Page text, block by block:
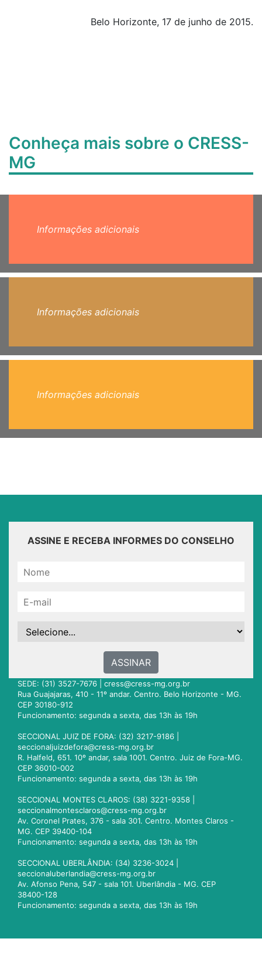
Belo Horizonte, 17 de junho de 2015.
Conheça mais sobre o CRESS-
MG
Informações adicionais
Informações adicionais
Informações adicionais
ASSINE E RECEBA INFORMES DO CONSELHO
ASSINAR
SEDE: (31) 3527-7676 | cress@cress-mg.org.br
Rua Guajajaras, 410 - 11º andar. Centro. Belo Horizonte - MG.
CEP 30180-912
Funcionamento: segunda a sexta, das 13h às 19h
SECCIONAL JUIZ DE FORA: (32) 3217-9186 |
seccionaljuizdefora@cress-mg.org.br
R. Halfeld, 651. 10º andar, sala 1001. Centro. Juiz de Fora-MG.
CEP 36010-002
Funcionamento: segunda a sexta, das 13h às 19h
SECCIONAL MONTES CLAROS: (38) 3221-9358 |
seccionalmontesclaros@cress-mg.org.br
Av. Coronel Prates, 376 - sala 301. Centro. Montes Claros -
MG. CEP 39400-104
Funcionamento: segunda a sexta, das 13h às 19h
SECCIONAL UBERLÂNDIA: (34) 3236-3024 |
seccionaluberlandia@cress-mg.org.br
Av. Afonso Pena, 547 - sala 101. Uberlândia - MG. CEP
38400-128
Funcionamento: segunda a sexta, das 13h às 19h